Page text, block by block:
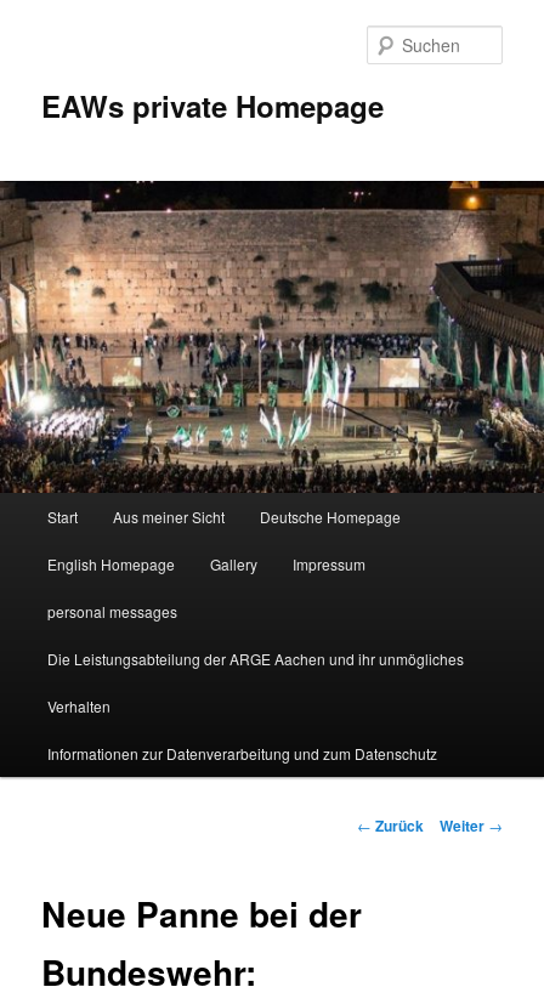
EAWs private Homepage
Start Aus meiner Sicht Deutsche Homepage
English Homepage Gallery Impressum
personal messages
Die Leistungsabteilung der ARGE Aachen und ihr unmögliches
Verhalten
Informationen zur Datenverarbeitung und zum Datenschutz
Beitragsnavigation
← Zurück Weiter →
Neue Panne bei der
Bundeswehr: